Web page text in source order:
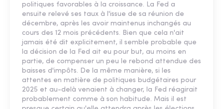
politiques favorables à la croissance. La Fed a
ensuite relevé ses taux à l'issue de sa réunion de
décembre, après les avoir maintenus inchangés au
cours des 12 mois précédents. Bien que cela n'ait
jamais été dit explicitement, il semble probable que
la décision de la Fed ait eu pour but, au moins en
partie, de compenser un peu le rebond attendue des
baisses d'impôts. De la même manière, si les
attentes en matière de politiques budgétaires pour
2025 et au-delà venaient à changer, la Fed réagirait
probablement comme à son habitude. Mais il est